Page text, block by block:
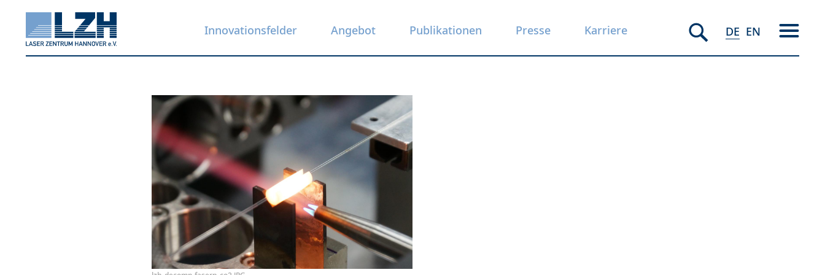
Innovationsfelder Angebot Publikationen Presse Karriere DE EN